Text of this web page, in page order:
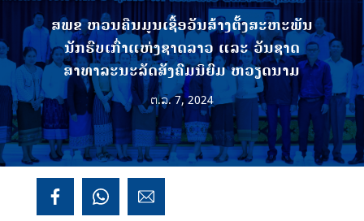
ສພຂ ຫວນຄືນມູນເຊື້ອວັນສ້າງຕັ້ງສະຫະພັນ
ນັກຮົບເກົ່າແຫ່ງຊາດລາວ ແລະ ວັນຊາດ
ສາທາລະນະລັດສັງຄົມນິຍົມ ຫວຽດນາມ
ຕ.ລ. 7, 2024